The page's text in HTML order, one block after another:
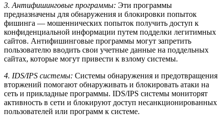
3. Антифишинговые программы: Эти программы
предназначены для обнаружения и блокировки попыток
фишинга — мошеннических попыток получить доступ к
конфиденциальной информации путем подделки легитимных
сайтов. Антифишинговые программы могут запретить
пользователю вводить свои учетные данные на поддельных
сайтах, которые могут привести к взлому системы.
4. IDS/IPS системы: Системы обнаружения и предотвращения
вторжений помогают обнаруживать и блокировать атаки на
сеть и прикладные программы. IDS/IPS системы мониторят
активность в сети и блокируют доступ несанкционированных
пользователей или программ к системе.